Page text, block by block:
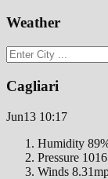
Weather
Cagliari
Jun13 10:17
Humidity
Pressure 1016
Winds